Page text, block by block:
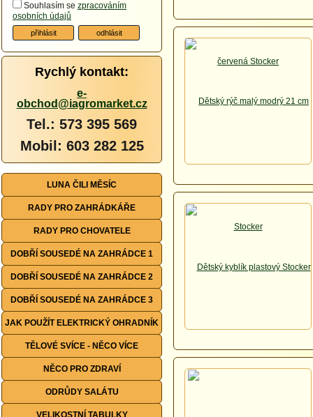
Souhlasím se zpracováním
osobních údajů
Rychlý kontakt:
e-
obchod@iagromarket.cz
Tel.: 573 395 569
Mobil: 603 282 125
LUNA ČILI MĚSÍC
RADY PRO ZAHRÁDKÁŘE
RADY PRO CHOVATELE
DOBŘÍ SOUSEDÉ NA ZAHRÁDCE 1
DOBŘÍ SOUSEDÉ NA ZAHRÁDCE 2
DOBŘÍ SOUSEDÉ NA ZAHRÁDCE 3
JAK POUŽÍT ELEKTRICKÝ OHRADNÍK
TĚLOVÉ SVÍCE - NĚCO VÍCE
NĚCO PRO ZDRAVÍ
ODRŮDY SALÁTU
VELIKOSTNÍ TABULKY